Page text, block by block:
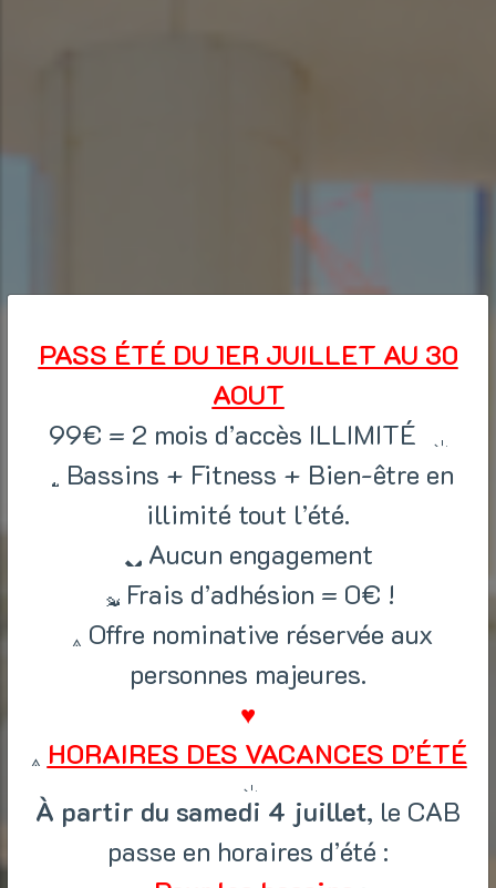
PASS ÉTÉ DU 1ER JUILLET AU 30
AOUT
99€ = 2 mois d’accès ILLIMITÉ
Bassins + Fitness + Bien-être en
illimité tout l’été.
Aucun engagement
Frais d’adhésion = 0€ !
Offre nominative réservée aux
personnes majeures.
♥
HORAIRES DES VACANCES D’ÉTÉ
À partir du samedi 4 juillet, le CAB
passe en horaires d’été :